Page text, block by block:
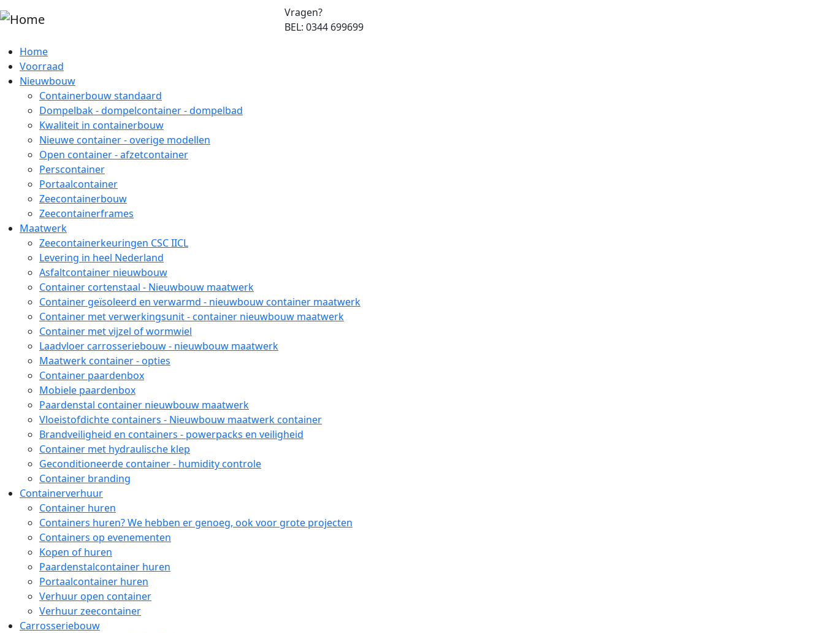
Vragen?
BEL: 0344 699699
Home
Voorraad
Nieuwbouw
Containerbouw standaard
Dompelbak - dompelcontainer - dompelbad
Kwaliteit in containerbouw
Nieuwe container - overige modellen
Open container - afzetcontainer
Perscontainer
Portaalcontainer
Zeecontainerbouw
Zeecontainerframes
Maatwerk
Zeecontainerkeuringen CSC IICL
Levering in heel Nederland
Asfaltcontainer nieuwbouw
Container cortenstaal - Nieuwbouw maatwerk
Container geïsoleerd en verwarmd - nieuwbouw container maatwerk
Container met verwerkingsunit - container nieuwbouw maatwerk
Container met vijzel of wormwiel
Laadvloer carrosseriebouw - nieuwbouw maatwerk
Maatwerk container - opties
Container paardenbox
Mobiele paardenbox
Paardenstal container nieuwbouw maatwerk
Vloeistofdichte containers - Nieuwbouw maatwerk container
Brandveiligheid en containers - powerpacks en veiligheid
Container met hydraulische klep
Geconditioneerde container - humidity controle
Container branding
Containerverhuur
Container huren
Containers huren? We hebben er genoeg, ook voor grote projecten
Containers op evenementen
Kopen of huren
Paardenstalcontainer huren
Portaalcontainer huren
Verhuur open container
Verhuur zeecontainer
Carrosseriebouw